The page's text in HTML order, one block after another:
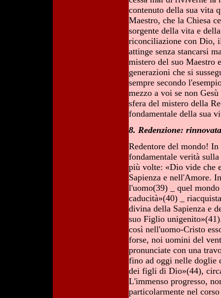
contenuto della sua vita
Maestro, che la Chiesa
sorgente della vita e
riconciliazione con Dio,
attinge senza stancarsi
mistero del suo Maestro
generazioni che si
sempre secondo
mezzo a voi se non
sfera del mistero della
fondamentale della sua
8. Redenzione:
Redentore del mondo!
fondamentale verità
più volte: «Dio vide che
Sapienza e nell'Amore.
l'uomo(39) _ quel
caducità»(40) _
divina della Sapienza e
suo Figlio
così nell'uomo-Cristo
forse, noi uomini del
pronunciate con una
fino ad oggi nelle doglie
dei figli di Dio»(44),
L'immenso progresso,
particolarmente nel